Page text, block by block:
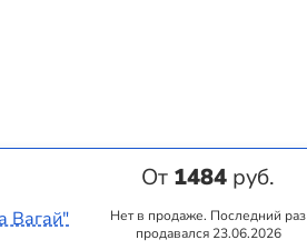
От 1484 руб.
Вагай"
Нет в продаже. Последний раз
продавался 23.06.2026